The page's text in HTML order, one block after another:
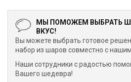
МЫ ПОМОЖЕМ ВЫБРАТЬ
ВКУС!
Вы можете выбрать готовое
набор из шаров совместно с
Наши сотрудники с радостью
Вашего шедевра!